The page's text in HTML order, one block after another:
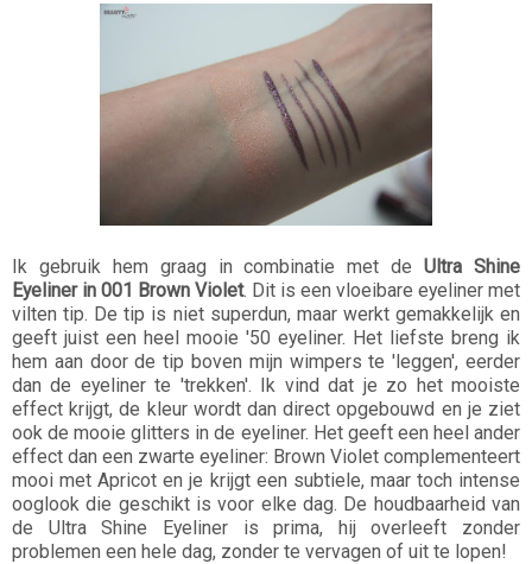
Ik gebruik hem graag in combinatie met deUltra Shine
Eyeliner in 001 Brown Violet. Dit is een vloeibare eyeliner met
vilten tip. De tip is niet superdun, maar werkt gemakkelijk en
geeft juist een heel mooie '50 eyeliner. Het liefste breng ik
hem aan door de tip boven mijn wimpers te 'leggen', eerder
dan de eyeliner te 'trekken'. Ik vind dat je zo het mooiste
effect krijgt, de kleur wordt dan direct opgebouwd en je ziet
ook de mooie glitters in de eyeliner. Het geeft een heel ander
effect dan een zwarte eyeliner: Brown Violet complementeert
mooi met Apricot en je krijgt een subtiele, maar toch intense
ooglook die geschikt is voor elke dag. De houdbaarheid van
de Ultra Shine Eyeliner is prima, hij overleeft zonder
problemen een hele dag, zonder te vervagen of uit te lopen!